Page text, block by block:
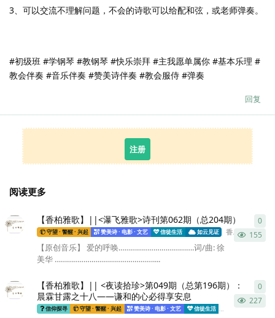
3、可以交流不理解问题，不会的诗歌可以给配和弦，或老师弹奏。
#初级班 #学钢琴 #教钢琴 #快乐崇拜 #主我愿单属你 #基本乐理 #
教会伴奏 #音乐伴奏 #赞美诗伴奏 #教会服侍 #弹奏
回复
注册
阅读更多
【香柏雅歌】||<瀑飞雅歌>诗刊第062期（总204期）
守望 · 警醒 · 兴起 赞美诗 · 电影 · 文艺 信徒生活 如云见证 香柏雅歌 发布
155
【原创音乐】 爱的呼唤……………………………….词/曲: 徐
美华 …………………………………………....
0
【香柏雅歌】|| <夜读拾珍>第049期（总第196期）：
晨霖甘露之十八——谦和的心必得享安息
信仰探寻 守望 · 警醒 · 兴起 赞美诗 · 电影 · 文艺 信徒生活
227
0